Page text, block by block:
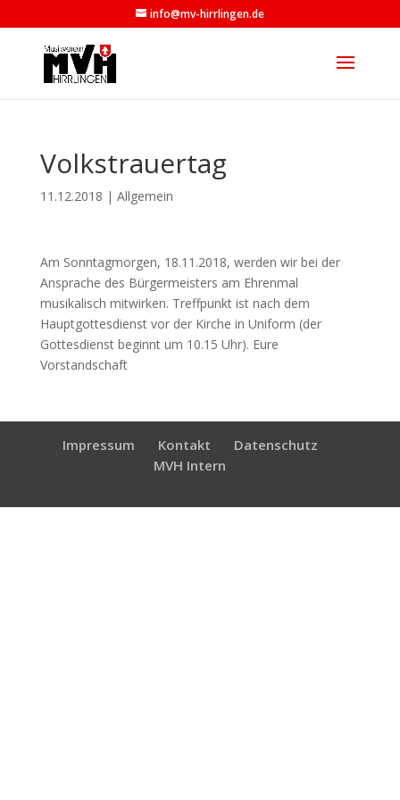
info@mv-hirrlingen.de
Volkstrauertag
11.12.2018 | Allgemein
Am Sonntagmorgen, 18.11.2018, werden wir bei der
Ansprache des Bürgermeisters am Ehrenmal
musikalisch mitwirken. Treffpunkt ist nach dem
Hauptgottesdienst vor der Kirche in Uniform (der
Gottesdienst beginnt um 10.15 Uhr). Eure
Vorstandschaft
Impressum Kontakt
Datenschutz
MVH Intern